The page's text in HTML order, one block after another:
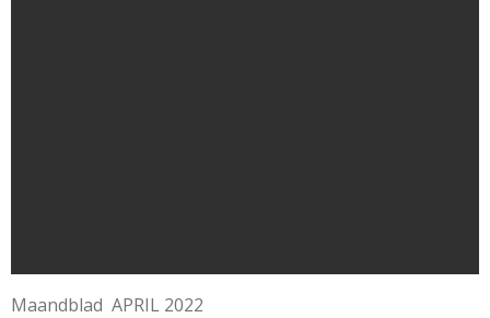
Maandblad APRIL 2022